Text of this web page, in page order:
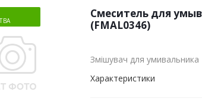
Смеситель для
(FMAL0346)
Змішувач для
Характеристики